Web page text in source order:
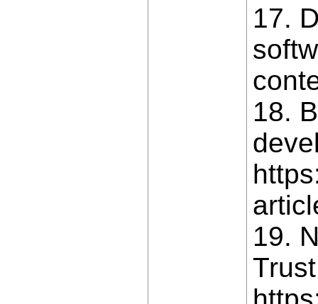
17.
18.
19.